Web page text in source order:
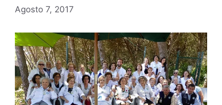
Agosto 7, 2017